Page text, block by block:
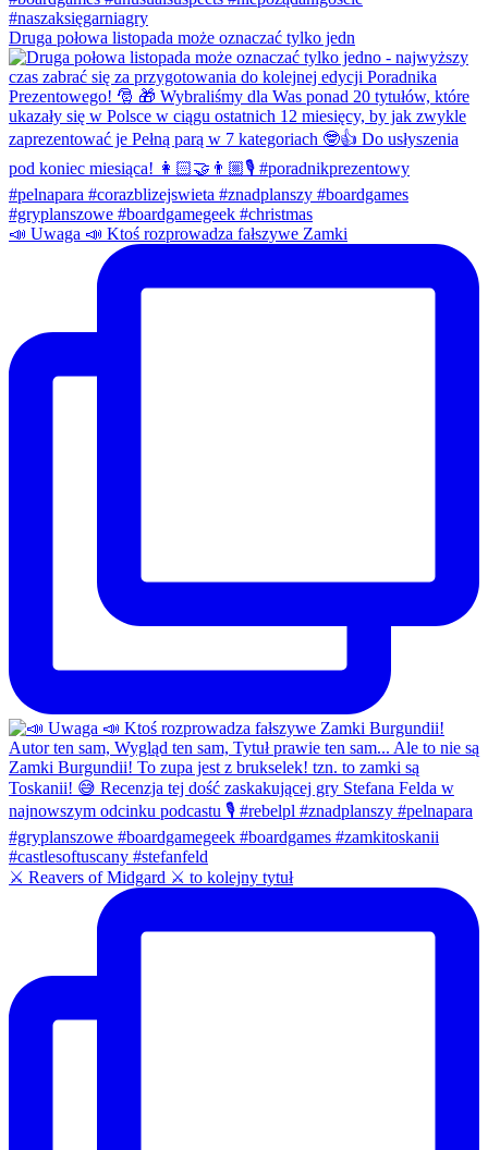
Druga połowa listopada może oznaczać tylko jedn
📣 Uwaga 📣 Ktoś rozprowadza fałszywe Zamki
⚔️ Reavers of Midgard ⚔️ to kolejny tytuł